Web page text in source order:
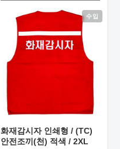
수입
화재감시자 인쇄형 / (TC)
안전조끼(천) 적색 / 2XL